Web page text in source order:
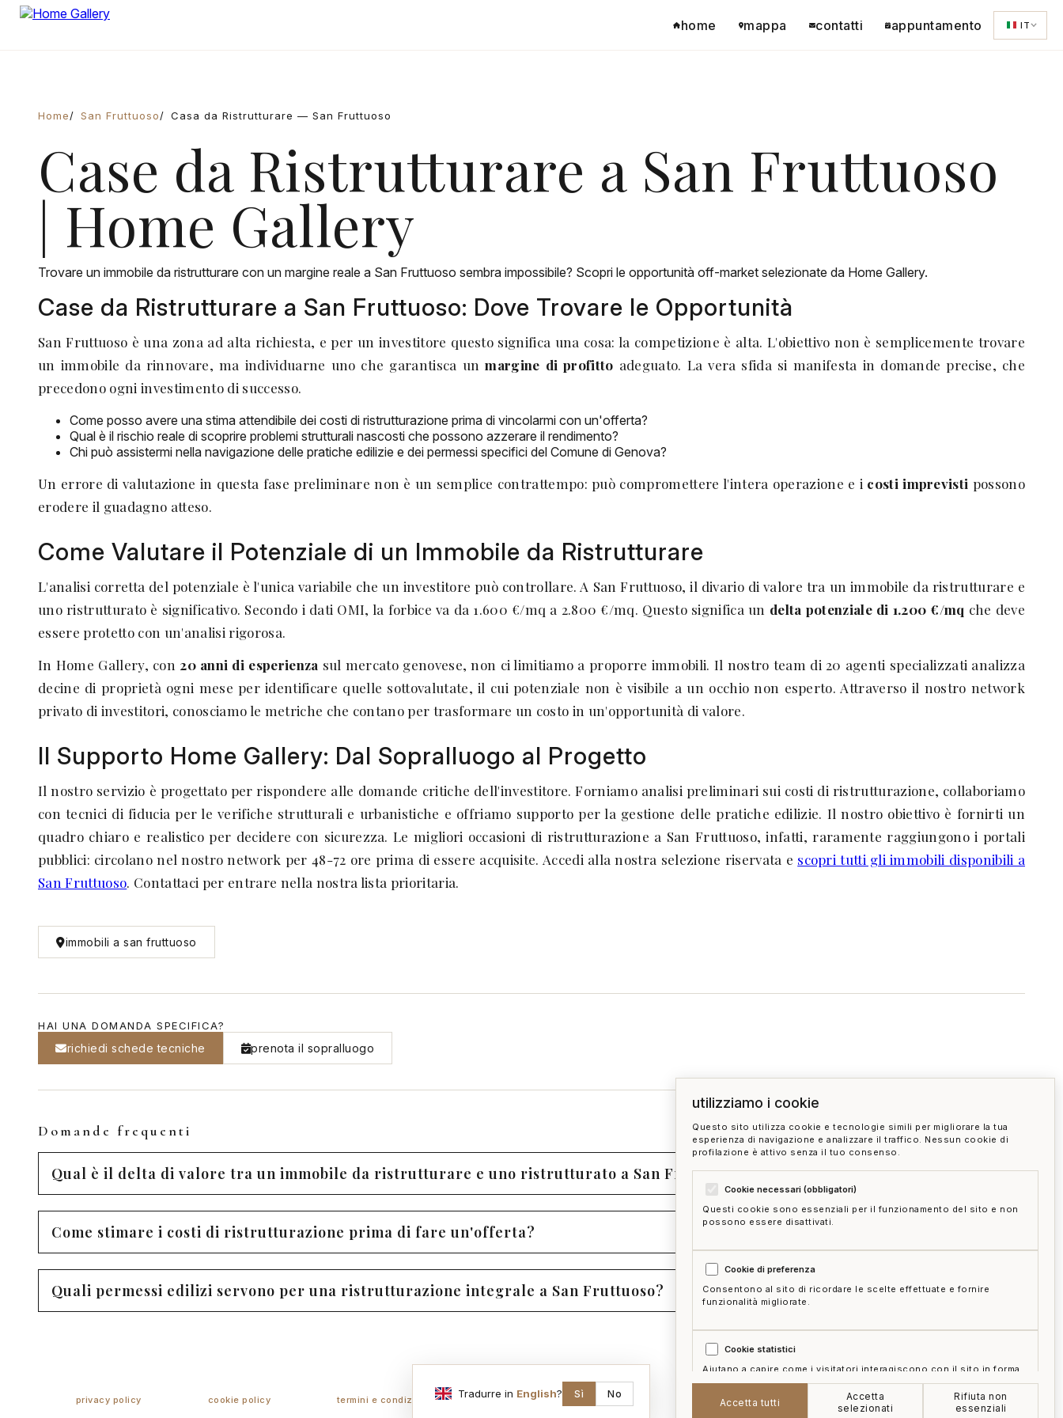
home mappa contatti appuntamento IT
Home San Fruttuoso Casa da Ristrutturare — San Fruttuoso
Case da Ristrutturare a San Fruttuoso
| Home Gallery
Trovare un immobile da ristrutturare con un margine reale a San Fruttuoso sembra impossibile? Scopri le opportunità off-market selezionate da Home Gallery.
Case da Ristrutturare a San Fruttuoso: Dove Trovare le Opportunità
San Fruttuoso è una zona ad alta richiesta, e per un investitore questo significa una cosa: la competizione è alta. L'obiettivo non è semplicemente trovare
un immobile da rinnovare, ma individuarne uno che garantisca unmargine di profitto adeguato. La vera sfida si manifesta in domande precise, che
precedono ogni investimento di successo.
Come posso avere una stima attendibile dei costi di ristrutturazione prima di vincolarmi con un'offerta?
Qual è il rischio reale di scoprire problemi strutturali nascosti che possono azzerare il rendimento?
Chi può assistermi nella navigazione delle pratiche edilizie e dei permessi specifici del Comune di Genova?
Un errore di valutazione in questa fase preliminare non è un semplice contrattempo: può compromettere l'intera operazione e i costi imprevisti possono
erodere il guadagno atteso.
Come Valutare il Potenziale di un Immobile da Ristrutturare
L'analisi corretta del potenziale è l'unica variabile che un investitore può controllare. A San Fruttuoso, il divario di valore tra un immobile da ristrutturare e
uno ristrutturato è significativo. Secondo i dati OMI, la forbice va da 1.600 €/mq a 2.800 €/mq. Questo significa un delta potenziale di 1.200 €/mq che deve
essere protetto con un'analisi rigorosa.
In Home Gallery, con 20 anni di esperienza sul mercato genovese, non ci limitiamo a proporre immobili. Il nostro team di 20 agenti specializzati analizza
decine di proprietà ogni mese per identificare quelle sottovalutate, il cui potenziale non è visibile a un occhio non esperto. Attraverso il nostro network
privato di investitori, conosciamo le metriche che contano per trasformare un costo in un'opportunità di valore.
Il Supporto Home Gallery: Dal Sopralluogo al Progetto
Il nostro servizio è progettato per rispondere alle domande critiche dell'investitore. Forniamo analisi preliminari sui costi di ristrutturazione, collaboriamo
con tecnici di fiducia per le verifiche strutturali e urbanistiche e offriamo supporto per la gestione delle pratiche edilizie. Il nostro obiettivo è fornirti un
quadro chiaro e realistico per decidere con sicurezza. Le migliori occasioni di ristrutturazione a San Fruttuoso, infatti, raramente raggiungono i portali
pubblici: circolano nel nostro network per 48-72 ore prima di essere acquisite. Accedi alla nostra selezione riservata e scopri tutti gli immobili disponibili a
San Fruttuoso. Contattaci per entrare nella nostra lista prioritaria.
immobili a san fruttuoso
HAI UNA DOMANDA SPECIFICA?
richiedi schede tecniche prenota il sopralluogo
Domande frequenti
Qual è il delta di valore tra un immobile da ristrutturare e uno ristrutturato a San Fruttuoso secondo i dati OMI?
Come stimare i costi di ristrutturazione prima di fare un'offerta?
Quali permessi edilizi servono per una ristrutturazione integrale a San Fruttuoso?
privacy policy cookie policy termini e condizioni ai act accedi mappa del sito gestisci cookie
utilizziamo i cookie
Questo sito utilizza cookie e tecnologie simili per migliorare la tua
esperienza di navigazione e analizzare il traffico. Nessun cookie di
profilazione è attivo senza il tuo consenso.
Cookie necessari (obbligatori)
Questi cookie sono essenziali per il funzionamento del sito e non
possono essere disattivati.
Cookie di preferenza
Consentono al sito di ricordare le scelte effettuate e fornire
funzionalità migliorate.
Cookie statistici
Aiutano a capire come i visitatori interagiscono con il sito in forma
aggregata e anonima.
Accetta tutti
Accetta
selezionati
Rifiuta non
essenziali
Tradurre in English? Sì No